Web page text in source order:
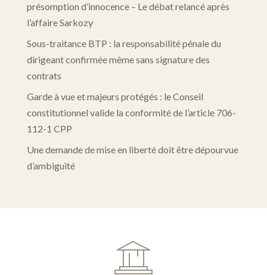
présomption d’innocence – Le débat relancé après
l’affaire Sarkozy
Sous-traitance BTP : la responsabilité pénale du
dirigeant confirmée même sans signature des
contrats
Garde à vue et majeurs protégés : le Conseil
constitutionnel valide la conformité de l’article 706-
112-1 CPP
Une demande de mise en liberté doit être dépourvue
d’ambiguïté